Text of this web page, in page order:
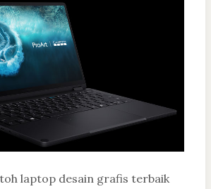
laptop desain grafis terbaik